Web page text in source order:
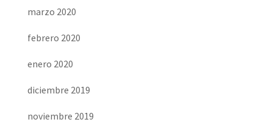
marzo 2020
febrero 2020
enero 2020
diciembre 2019
noviembre 2019